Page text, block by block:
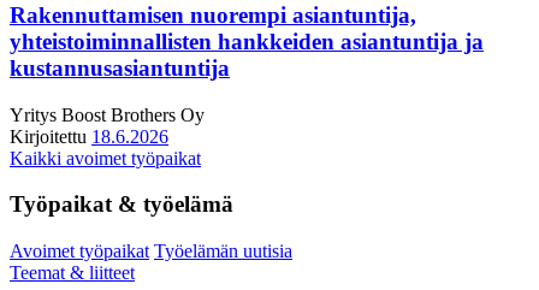
Rakennuttamisen nuorempi asiantuntija,
yhteistoiminnallisten hankkeiden asiantuntija ja
kustannusasiantuntija
Yritys Boost Brothers Oy
Kirjoitettu 18.6.2026
Kaikki avoimet työpaikat
Työpaikat & työelämä
Avoimet työpaikat Työelämän uutisia
Teemat & liitteet